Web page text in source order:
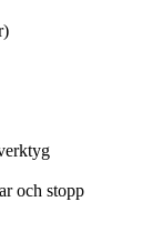
och stopp